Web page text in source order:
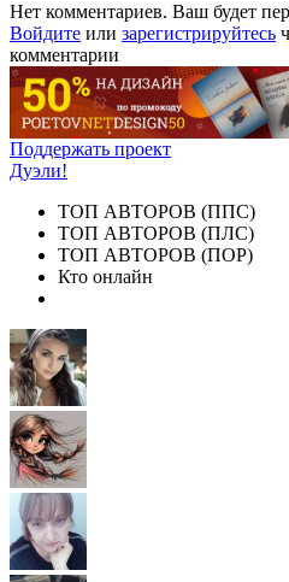
Нет комментариев. Ваш будет
Войдите или зарегистрируйтесь
комментарии
Поддержать проект
Дуэли!
ТОП АВТОРОВ (ППС)
ТОП АВТОРОВ (ПЛС)
ТОП АВТОРОВ (ПОР)
Кто онлайн